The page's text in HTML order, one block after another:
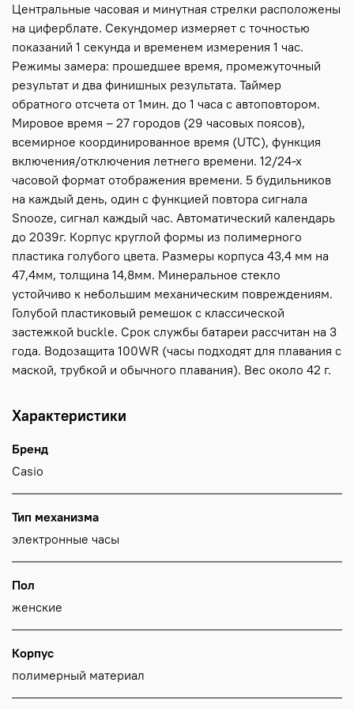
Центральные часовая и минутная стрелки расположены
на циферблате. Секундомер измеряет с точностью
показаний 1 секунда и временем измерения 1 час.
Режимы замера: прошедшее время, промежуточный
результат и два финишных результата. Таймер
обратного отсчета от 1мин. до 1 часа с автоповтором.
Мировое время – 27 городов (29 часовых поясов),
всемирное координированное время (UTC), функция
включения/отключения летнего времени. 12/24-х
часовой формат отображения времени. 5 будильников
на каждый день, один с функцией повтора сигнала
Snooze, сигнал каждый час. Автоматический календарь
до 2039г. Корпус круглой формы из полимерного
пластика голубого цвета. Размеры корпуса 43,4 мм на
47,4мм, толщина 14,8мм. Минеральное стекло
устойчиво к небольшим механическим повреждениям.
Голубой пластиковый ремешок с классической
застежкой buckle. Срок службы батареи рассчитан на 3
года. Водозащита 100WR (часы подходят для плавания с
маской, трубкой и обычного плавания). Вес около 42 г.
Характеристики
Бренд
Casio
Тип механизма
электронные часы
Пол
женские
Корпус
полимерный материал